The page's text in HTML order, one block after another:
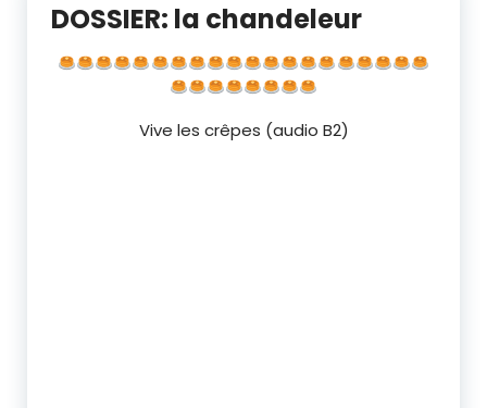
DOSSIER: la chandeleur
Vive les crêpes (audio B2)